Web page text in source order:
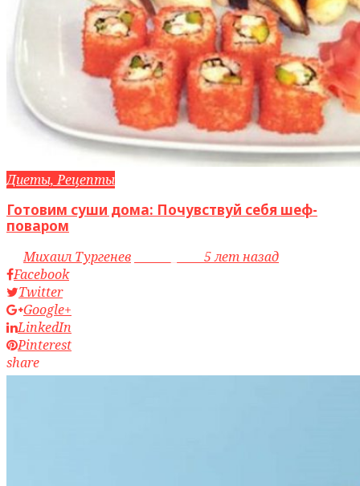
Диеты, Рецепты
Готовим суши дома: Почувствуй себя шеф-
поваром
byМихаил Тургенев
5 лет назад
Facebook
Twitter
Google+
LinkedIn
Pinterest
share